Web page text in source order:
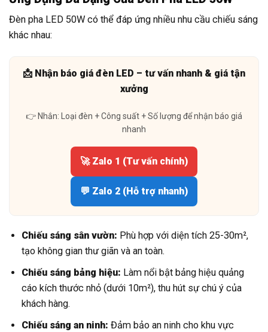
Đèn pha LED 50W có thể đáp ứng nhiều nhu cầu chiếu sáng
khác nhau:
📩 Nhận báo giá đèn LED – tư vấn nhanh & giá tận
xưởng
👉 Nhắn: Loại đèn + Công suất + Số lượng để nhận báo giá
nhanh
🚀 Zalo 1 (Tư vấn chính)
💬 Zalo 2 (Hỗ trợ nhanh)
Chiếu sáng sân vườn: Phù hợp với diện tích 25-30m²,
tạo không gian thư giãn và an toàn.
Chiếu sáng bảng hiệu: Làm nổi bật bảng hiệu quảng
cáo kích thước nhỏ (dưới 10m²), thu hút sự chú ý của
khách hàng.
Chiếu sáng an ninh: Đảm bảo an ninh cho khu vực